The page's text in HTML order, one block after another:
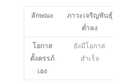
ลักษณะ
ภาวะเจริญพันธุ์
ต่ำลง
โอกาส
ตั้งครรภ์
เอง
ยังมีโอกาส
สำเร็จ